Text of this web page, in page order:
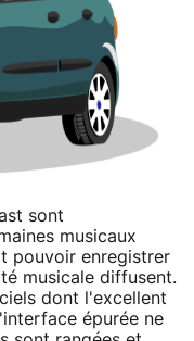
sont
musicaux
pouvoir enregistrer
musicale diffusent.
dont l'excellent
épurée ne